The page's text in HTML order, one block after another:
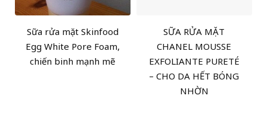
Sữa rửa mặt Skinfood
Egg White Pore Foam,
chiến binh mạnh mẽ
SỮA RỬA MẶT
CHANEL MOUSSE
EXFOLIANTE PURETÉ
– CHO DA HẾT BÓNG
NHỜN